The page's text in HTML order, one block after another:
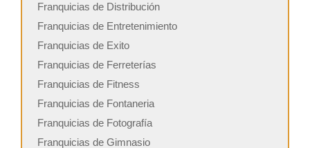
Franquicias de Distribución
Franquicias de Entretenimiento
Franquicias de Exito
Franquicias de Ferreterías
Franquicias de Fitness
Franquicias de Fontaneria
Franquicias de Fotografía
Franquicias de Gimnasio